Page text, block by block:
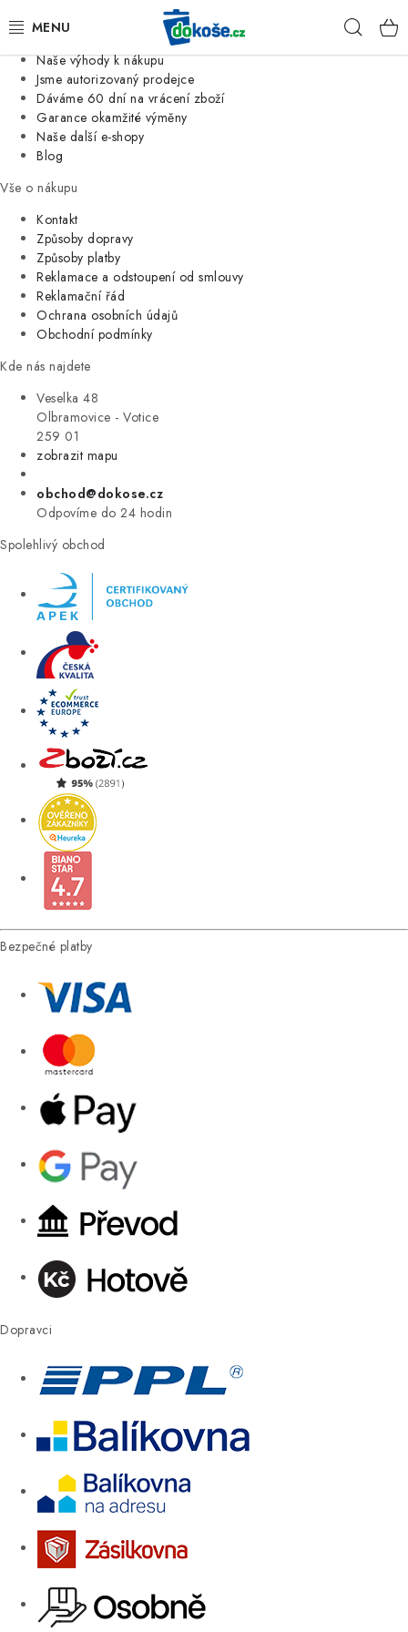
Jsme tradiční česká firma
Naše výhody k nákupu
Jsme autorizovaný prodejce
Dáváme 60 dní na vrácení zboží
Garance okamžité výměny
Naše další e-shopy
Blog
Vše o nákupu
Kontakt
Způsoby dopravy
Způsoby platby
Reklamace a odstoupení od smlouvy
Reklamační řád
Ochrana osobních údajů
Obchodní podmínky
Kde nás najdete
Veselka 48
Olbramovice - Votice
259 01
zobrazit mapu
obchod@dokose.cz
Odpovíme do 24 hodin
Spolehlivý obchod
Bezpečné platby
Dopravci
KOŠE
SÁČKY
KUCHYNĚ
ORGANIZACE
DOMÁCNOST
ÚKLID
VÝPRODEJ
ZNAČKY
Úvod Kontakt Blog
Moje objednávka